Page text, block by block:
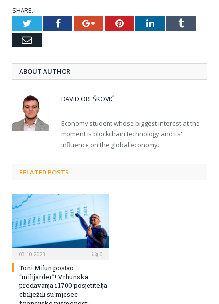
SHARE.
TwitterFacebookGoogle+PinterestLinkedInTumblr
Email
ABOUT AUTHOR
DAVID OREŠKOVIĆ
Economy student whose biggest interest at the
moment is blockchain technology and its'
influence on the global economy.
RELATED POSTS
03.10.2023 0
Toni Milun postao
“milijarder”! Vrhunska
predavanja i 1700 posjetitelja
obilježili su mjesec